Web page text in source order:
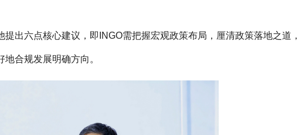
出六点核心建议，即INGO需把握宏观政策布局，厘清政策落地之道
合规发展明确方向。